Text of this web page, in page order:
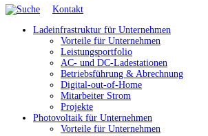
Kontakt
Ladeinfrastruktur für Unternehmen
Vorteile für Unternehmen
Leistungsportfolio
AC- und DC-Ladestationen
Betriebsführung & Abrechnung
Digital-out-of-Home
Mitarbeiter Strom
Projekte
Photovoltaik für Unternehmen
Vorteile für Unternehmen